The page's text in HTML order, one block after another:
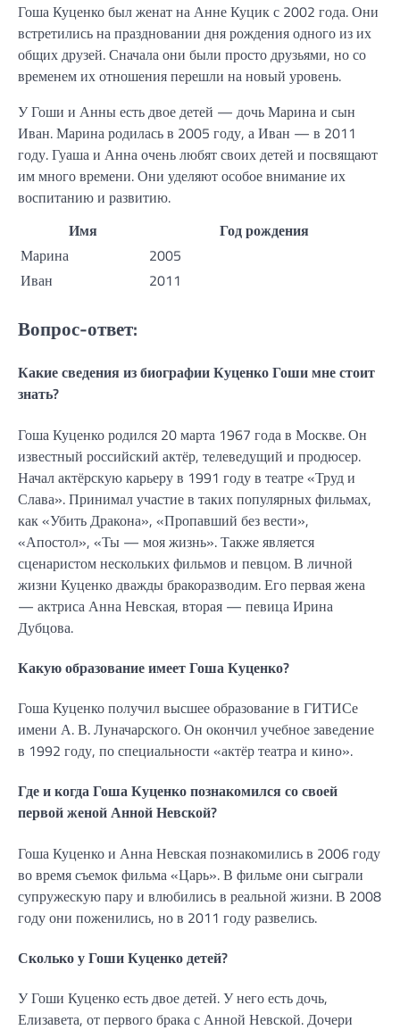
Гоша Куценко был женат на Анне Куцик с 2002 года. Они
встретились на праздновании дня рождения одного из их
общих друзей. Сначала они были просто друзьями, но со
временем их отношения перешли на новый уровень.
У Гоши и Анны есть двое детей — дочь Марина и сын
Иван. Марина родилась в 2005 году, а Иван — в 2011
году. Гуаша и Анна очень любят своих детей и посвящают
им много времени. Они уделяют особое внимание их
воспитанию и развитию.
Имя
Год рождения
Марина
2005
Иван
2011
Вопрос-ответ:
Какие сведения из биографии Куценко Гоши мне стоит
знать?
Гоша Куценко родился 20 марта 1967 года в Москве. Он
известный российский актёр, телеведущий и продюсер.
Начал актёрскую карьеру в 1991 году в театре «Труд и
Слава». Принимал участие в таких популярных фильмах,
как «Убить Дракона», «Пропавший без вести»,
«Апостол», «Ты — моя жизнь». Также является
сценаристом нескольких фильмов и певцом. В личной
жизни Куценко дважды бракоразводим. Его первая жена
— актриса Анна Невская, вторая — певица Ирина
Дубцова.
Какую образование имеет Гоша Куценко?
Гоша Куценко получил высшее образование в ГИТИСе
имени А. В. Луначарского. Он окончил учебное заведение
в 1992 году, по специальности «актёр театра и кино».
Где и когда Гоша Куценко познакомился со своей
первой женой Анной Невской?
Гоша Куценко и Анна Невская познакомились в 2006 году
во время съемок фильма «Царь». В фильме они сыграли
супружескую пару и влюбились в реальной жизни. В 2008
году они поженились, но в 2011 году развелись.
Сколько у Гоши Куценко детей?
У Гоши Куценко есть двое детей. У него есть дочь,
Елизавета, от первого брака с Анной Невской. Дочери